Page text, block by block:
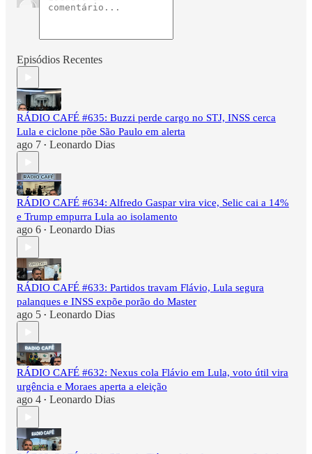
Episódios Recentes
RÁDIO CAFÉ #635: Buzzi perde cargo no STJ, INSS cerca
Lula e ciclone põe São Paulo em alerta
ago 7 • Leonardo Dias
RÁDIO CAFÉ #634: Alfredo Gaspar vira vice, Selic cai a 14%
e Trump empurra Lula ao isolamento
ago 6 • Leonardo Dias
RÁDIO CAFÉ #633: Partidos travam Flávio, Lula segura
palanques e INSS expõe porão do Master
ago 5 • Leonardo Dias
RÁDIO CAFÉ #632: Nexus cola Flávio em Lula, voto útil vira
urgência e Moraes aperta a eleição
ago 4 • Leonardo Dias